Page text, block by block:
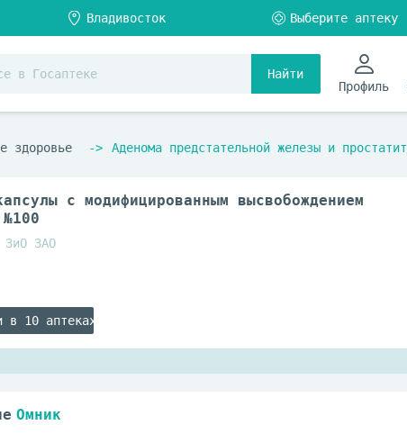
Найти
Профиль
здоровье Аденома предстательной железы и простатит
с модифицированным высвобождением
ЗиО ЗАО
в 10 аптеках
Омник